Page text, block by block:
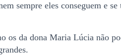
sempre eles conseguem e
os da dona Maria Lúcia não